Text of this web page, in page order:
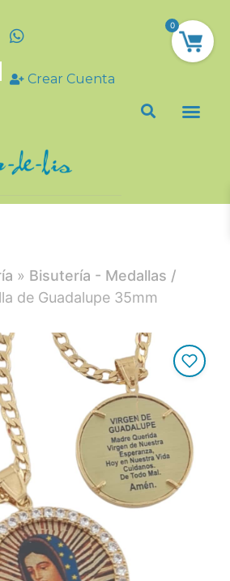
Crear Cuenta
» Bisutería - Medallas /
de Guadalupe 35mm
0